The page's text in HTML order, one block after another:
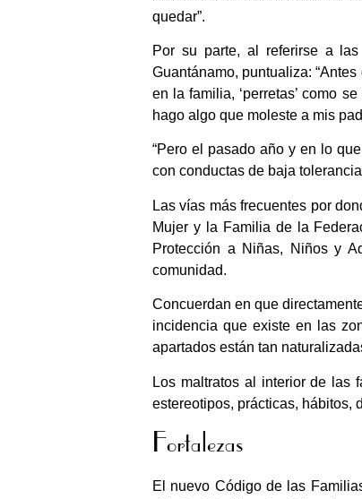
quedar”.
Por su parte, al referirse a
Guantánamo, puntualiza:
en la familia, ‘perretas’ como
hago algo que moleste a mis
“Pero el pasado año y en lo
con conductas de baja
Las vías más frecuentes por
Mujer y la Familia de la
Protección a Niñas, Niños y
comunidad.
Concuerdan en que
incidencia que existe en las
apartados están tan
Los maltratos al interior de las
estereotipos, prácticas, hábitos,
Fortalezas
El nuevo Código de las